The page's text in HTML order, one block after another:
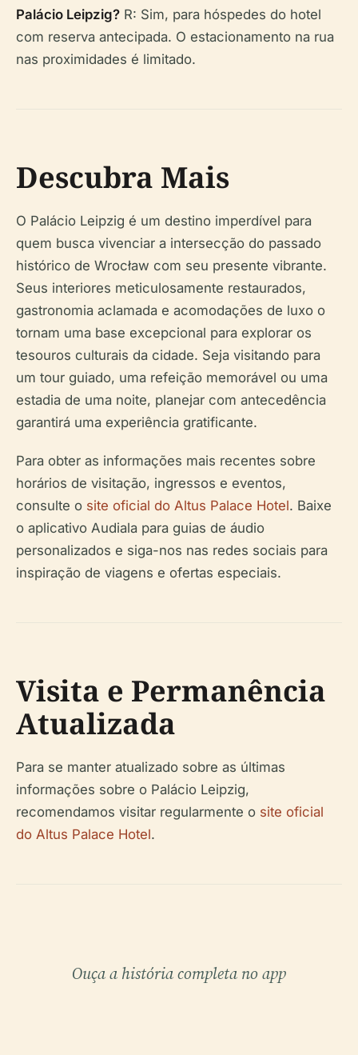
Palácio Leipzig? R: Sim, para hóspedes do hotel
com reserva antecipada. O estacionamento na rua
nas proximidades é limitado.
Descubra Mais
O Palácio Leipzig é um destino imperdível para
quem busca vivenciar a intersecção do passado
histórico de Wrocław com seu presente vibrante.
Seus interiores meticulosamente restaurados,
gastronomia aclamada e acomodações de luxo o
tornam uma base excepcional para explorar os
tesouros culturais da cidade. Seja visitando para
um tour guiado, uma refeição memorável ou uma
estadia de uma noite, planejar com antecedência
garantirá uma experiência gratificante.
Para obter as informações mais recentes sobre
horários de visitação, ingressos e eventos,
consulte o site oficial do Altus Palace Hotel. Baixe
o aplicativo Audiala para guias de áudio
personalizados e siga-nos nas redes sociais para
inspiração de viagens e ofertas especiais.
Visita e Permanência
Atualizada
Para se manter atualizado sobre as últimas
informações sobre o Palácio Leipzig,
recomendamos visitar regularmente o site oficial
do Altus Palace Hotel.
Ouça a história completa no app